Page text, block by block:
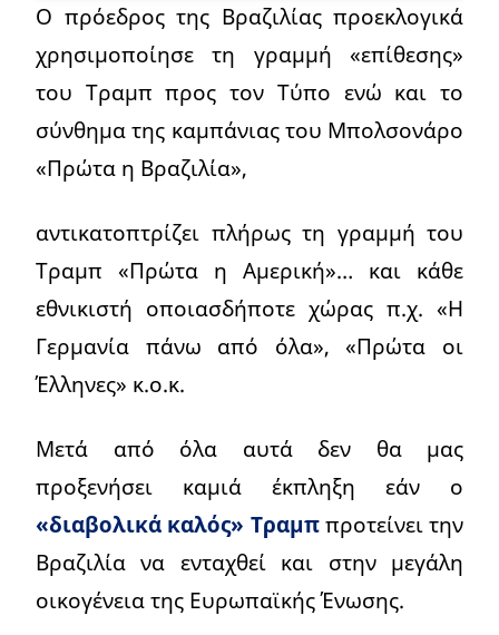
Ο πρόεδρος της Βραζιλίας προεκλογικά
χρησιμοποίησε τη γραμμή «επίθεσης»
του Τραμπ προς τον Τύπο ενώ και το
σύνθημα της καμπάνιας του Μπολσονάρο
«Πρώτα η Βραζιλία»,
αντικατοπτρίζει πλήρως τη γραμμή του
Τραμπ «Πρώτα η Αμερική»… και κάθε
εθνικιστή οποιασδήποτε χώρας π.χ. «Η
Γερμανία πάνω από όλα», «Πρώτα οι
Έλληνες» κ.ο.κ.
Μετά από όλα αυτά δεν θα μας
προξενήσει καμιά έκπληξη εάν ο
«διαβολικά καλός» Τραμππροτείνει την
Βραζιλία να ενταχθεί και στην μεγάλη
οικογένεια της Ευρωπαϊκής Ένωσης.